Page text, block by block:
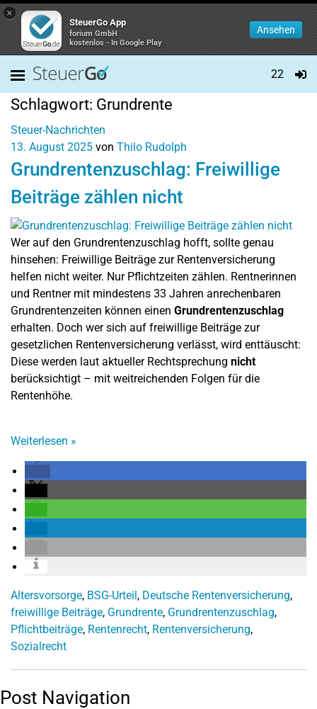
×
SteuerGo App
forium GmbH
kostenlos - In Google Play
Ansehen
22
Schlagwort: Grundrente
Steuer-Nachrichten
13. August 2025 von Thilo Rudolph
Grundrentenzuschlag: Freiwillige
Beiträge zählen nicht
Wer auf den Grundrentenzuschlag hofft, sollte genau
hinsehen: Freiwillige Beiträge zur Rentenversicherung
helfen nicht weiter. Nur Pflichtzeiten zählen. Rentnerinnen
und Rentner mit mindestens 33 Jahren anrechenbaren
Grundrentenzeiten können einen Grundrentenzuschlag
erhalten. Doch wer sich auf freiwillige Beiträge zur
gesetzlichen Rentenversicherung verlässt, wird enttäuscht:
Diese werden laut aktueller Rechtsprechung nicht
berücksichtigt – mit weitreichenden Folgen für die
Rentenhöhe.
Weiterlesen »
Altersvorsorge, BSG-Urteil, Deutsche Rentenversicherung,
freiwillige Beiträge, Grundrente, Grundrentenzuschlag,
Pflichtbeiträge, Rentenrecht, Rentenversicherung,
Sozialrecht
Post Navigation